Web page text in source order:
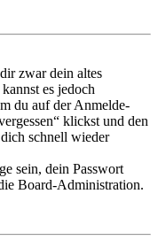
zwar dein altes
es jedoch
du auf der Anmelde-
klickst und den
schnell wieder
sein, dein Passwort
Board-Administration.